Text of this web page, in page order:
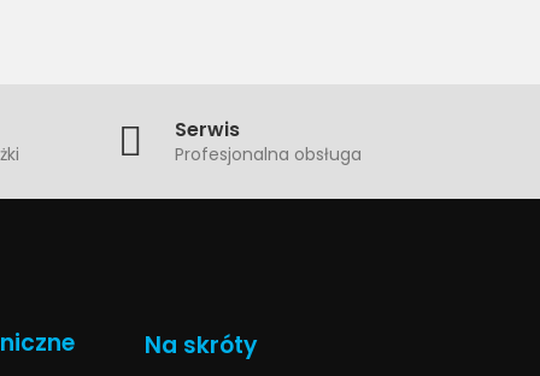
Serwis
Profesjonalna obsługa
Na skróty